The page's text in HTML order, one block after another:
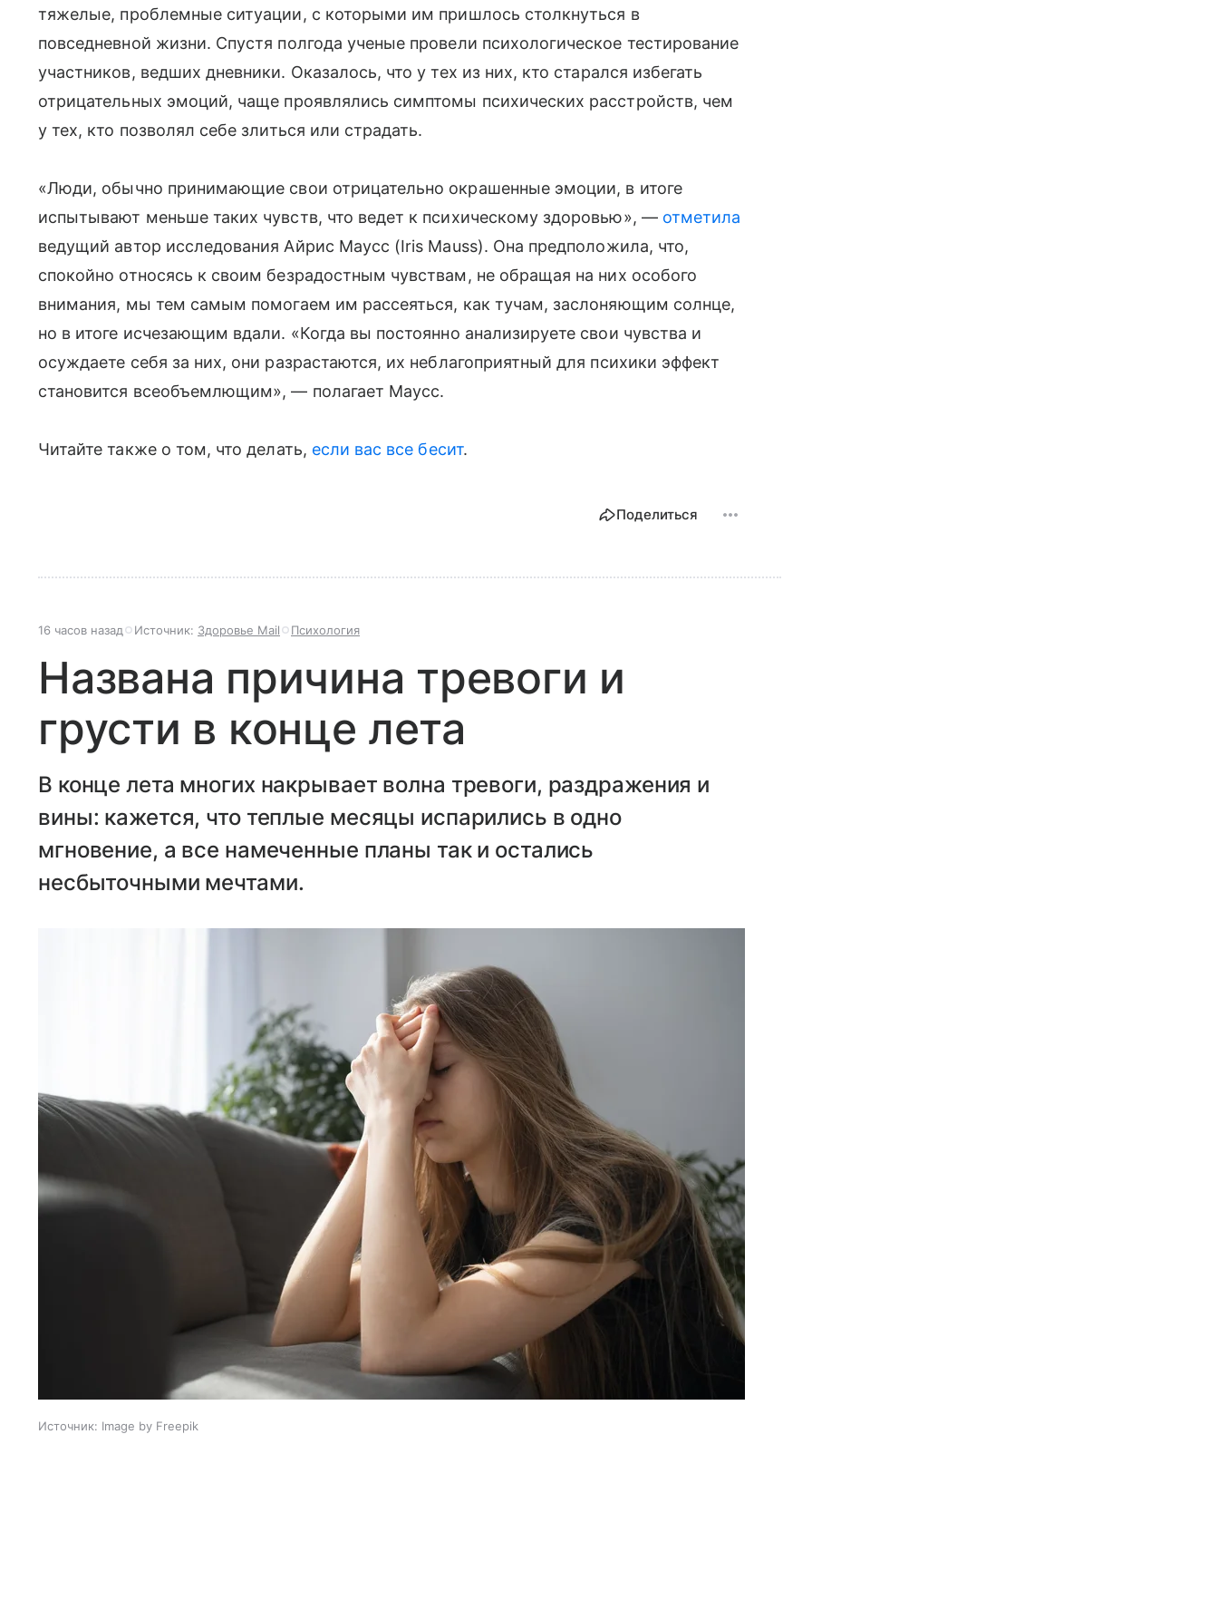
тяжелые, проблемные ситуации, с которыми им пришлось столкнуться в
повседневной жизни. Спустя полгода ученые провели психологическое тестирование
участников, ведших дневники. Оказалось, что у тех из них, кто старался избегать
отрицательных эмоций, чаще проявлялись симптомы психических расстройств, чем
у тех, кто позволял себе злиться или страдать.
«Люди, обычно принимающие свои отрицательно окрашенные эмоции, в итоге
испытывают меньше таких чувств, что ведет к психическому здоровью», — отметила
ведущий автор исследования Айрис Маусс (Iris Mauss). Она предположила, что,
спокойно относясь к своим безрадостным чувствам, не обращая на них особого
внимания, мы тем самым помогаем им рассеяться, как тучам, заслоняющим солнце,
но в итоге исчезающим вдали. «Когда вы постоянно анализируете свои чувства и
осуждаете себя за них, они разрастаются, их неблагоприятный для психики эффект
становится всеобъемлющим», — полагает Маусс.
Читайте также о том, что делать, если вас все бесит.
Поделиться
16 часов назад Источник: Здоровье Mail Психология
Названа причина тревоги и
грусти в конце лета
В конце лета многих накрывает волна тревоги, раздражения и
вины: кажется, что теплые месяцы испарились в одно
мгновение, а все намеченные планы так и остались
несбыточными мечтами.
Источник: Image by Freepik